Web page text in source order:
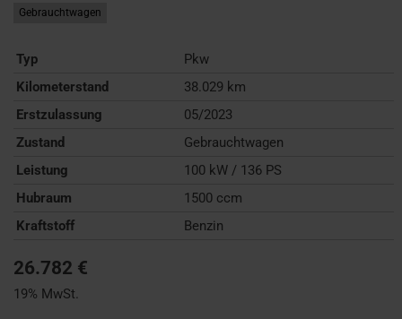
Gebrauchtwagen
Typ
Pkw
Kilometerstand
38.029 km
Erstzulassung
05/2023
Zustand
Gebrauchtwagen
Leistung
100 kW / 136 PS
Hubraum
1500 ccm
Kraftstoff
Benzin
26.782 €
19% MwSt.